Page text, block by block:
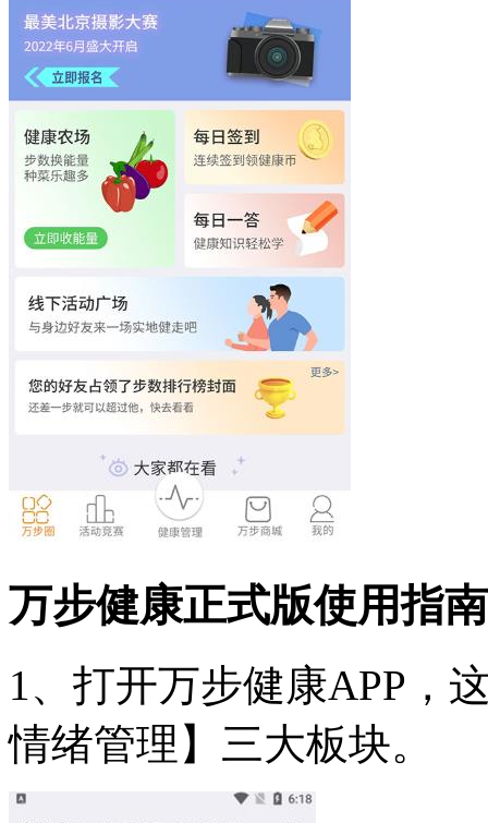
万步健康正式版使用指南
1、打开万步健康APP，
情绪管理】三大板块。